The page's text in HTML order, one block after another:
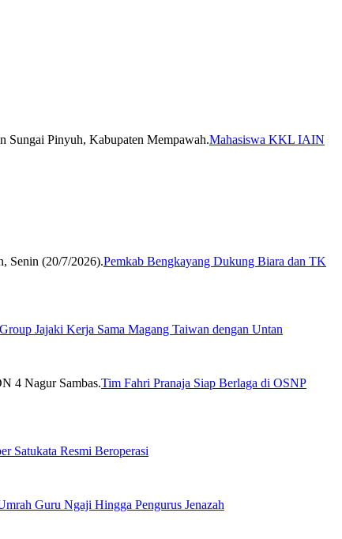
Mahasiswa KKL IAIN
Pemkab Bengkayang Dukung Biara dan TK
Jajaki Kerja Sama Magang Taiwan dengan Untan
Tim Fahri Pranaja Siap Berlaga di OSNP
Satukata Resmi Beroperasi
Guru Ngaji Hingga Pengurus Jenazah